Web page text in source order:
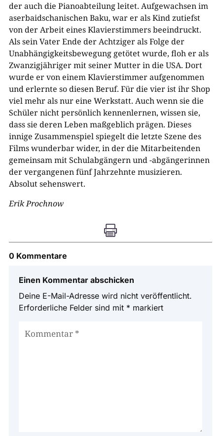
der auch die Pianoabteilung leitet. Aufgewachsen im
aserbaidschanischen Baku, war er als Kind zutiefst
von der Arbeit eines Klavierstimmers beeindruckt.
Als sein Vater Ende der Achtziger als Folge der
Unabhängigkeitsbewegung getötet wurde, floh er als
Zwanzigjähriger mit seiner Mutter in die USA. Dort
wurde er von einem Klavierstimmer aufgenommen
und erlernte so diesen Beruf. Für die vier ist ihr Shop
viel mehr als nur eine Werkstatt. Auch wenn sie die
Schüler nicht persönlich kennenlernen, wissen sie,
dass sie deren Leben maßgeblich prägen. Dieses
innige Zusammenspiel spiegelt die letzte Szene des
Films wunderbar wider, in der die Mitarbeitenden
gemeinsam mit Schulabgängern und -abgängerinnen
der vergangenen fünf Jahrzehnte musizieren.
Absolut sehenswert.
Erik Prochnow

0 Kommentare
Einen Kommentar abschicken
Deine E-Mail-Adresse wird nicht veröffentlicht.
Erforderliche Felder sind mit * markiert